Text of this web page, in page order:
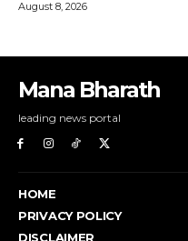
Mana Bharath
leading news portal
HOME
PRIVACY POLICY
DISCLAIMER